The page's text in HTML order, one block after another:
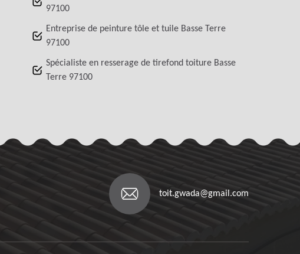
97100
Entreprise de peinture tôle et tuile Basse Terre
97100
Spécialiste en resserage de tirefond toiture Basse
Terre 97100
toit.gwada@gmail.com